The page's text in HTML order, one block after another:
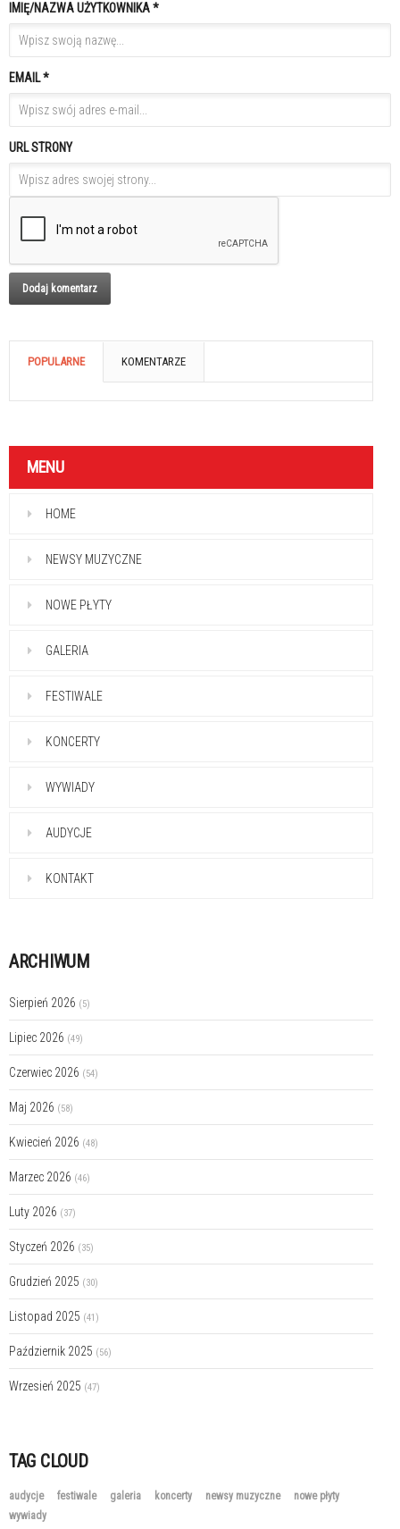
IMIĘ/NAZWA UŻYTKOWNIKA *
EMAIL *
URL STRONY
POPULARNE KOMENTARZE
MENU
HOME
NEWSY MUZYCZNE
NOWE PŁYTY
GALERIA
FESTIWALE
KONCERTY
WYWIADY
AUDYCJE
KONTAKT
ARCHIWUM
Sierpień 2026 (5)
Lipiec 2026 (49)
Czerwiec 2026 (54)
Maj 2026 (58)
Kwiecień 2026 (48)
Marzec 2026 (46)
Luty 2026 (37)
Styczeń 2026 (35)
Grudzień 2025 (30)
Listopad 2025 (41)
Październik 2025 (56)
Wrzesień 2025 (47)
TAG CLOUD
audycje festiwale galeria koncerty newsy muzyczne
nowe płyty
wywiady